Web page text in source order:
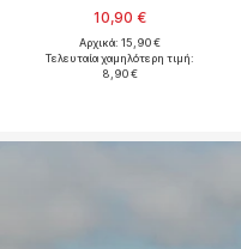
10,90 €
Αρχικά: 15,90 €
Τελευταία χαμηλότερη τιμή:
8,90 €